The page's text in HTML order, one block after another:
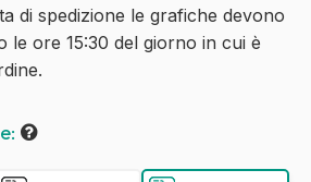
di spedizione le grafiche devono
le ore 15:30 del giorno in cui è